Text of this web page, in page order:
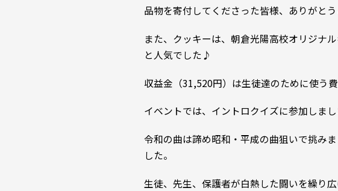
品物を寄付してくださった皆様、ありがとう
また、クッキーは、朝倉光陽高校オリジナ
と人気でした♪
収益金（31,520円）は生徒達のために使う
イベントでは、イントロクイズに参加しま
令和の曲は諦め昭和・平成の曲狙いで挑み
した。
生徒、先生、保護者が白熱した闘いを繰り